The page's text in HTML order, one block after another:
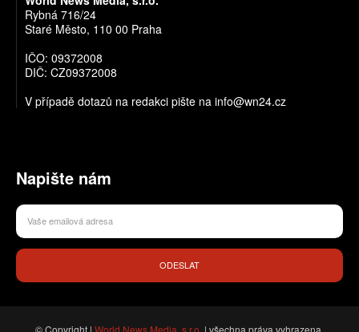
Rybná 716/24
Staré Město, 110 00 Praha
IČO: 09372008
DIČ: CZ09372008
V případě dotazů na redakci pište na info@wn24.cz
Napište nám
ODESLAT
© Copyright | World News Media, s.r.o. | všechna práva vyhrazena.